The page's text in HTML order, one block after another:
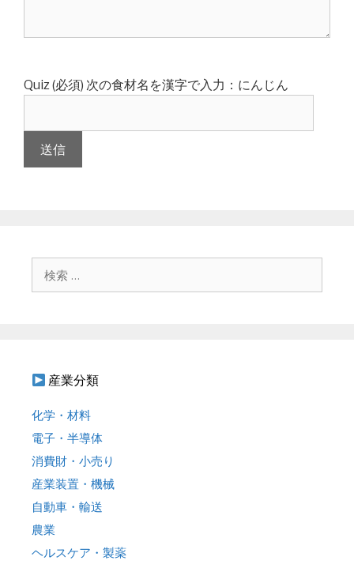
Quiz (必須) 次の食材名を漢字で入力：にんじん
産業分類
化学・材料
電子・半導体
消費財・小売り
産業装置・機械
自動車・輸送
農業
ヘルスケア・製薬